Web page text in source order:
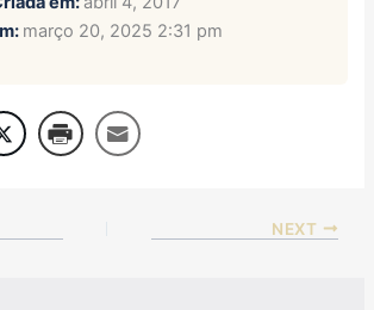
março 20, 2025 2:31 pm
NEXT